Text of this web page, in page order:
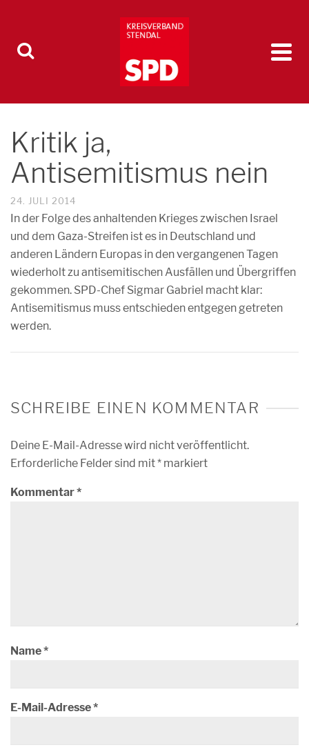
Kritik ja,
Antisemitismus nein
24. JULI 2014
In der Folge des anhaltenden Krieges zwischen Israel
und dem Gaza-Streifen ist es in Deutschland und
anderen Ländern Europas in den vergangenen Tagen
wiederholt zu antisemitischen Ausfällen und Übergriffen
gekommen. SPD-Chef Sigmar Gabriel macht klar:
Antisemitismus muss entschieden entgegen getreten
werden.
SCHREIBE EINEN KOMMENTAR
Deine E-Mail-Adresse wird nicht veröffentlicht.
Erforderliche Felder sind mit* markiert
Kommentar*
Name*
E-Mail-Adresse*